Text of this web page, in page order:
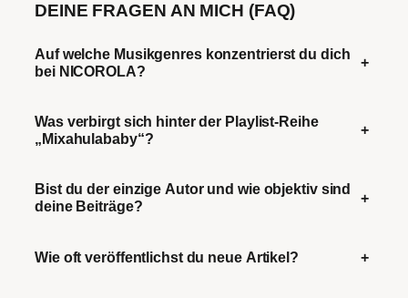
DEINE FRAGEN AN MICH (FAQ)
Auf welche Musikgenres konzentrierst du dich
bei NICOROLA?
+
Was verbirgt sich hinter der Playlist-Reihe
„Mixahulababy“?
+
Bist du der einzige Autor und wie objektiv sind
deine Beiträge?
+
Wie oft veröffentlichst du neue Artikel? +